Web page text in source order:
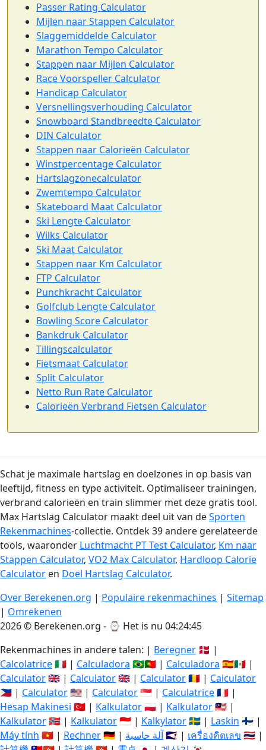
Passer Rating Calculator
Mijlen naar Stappen Calculator
Slaggemiddelde Calculator
Marathon Tempo Calculator
Stappen naar Mijlen Calculator
Race Voorspeller Calculator
Handicap Calculator
Versnellingsverhouding Calculator
Snowboard Standbreedte Calculator
DIN Calculator
Stappen naar Calorieën Calculator
Winstpercentage Calculator
Hartslagzonecalculator
Zwemtempo Calculator
Skateboard Maat Calculator
Ski Lengte Calculator
Wilks Calculator
Ski Maat Calculator
Stappen naar Km Calculator
FTP Calculator
Punchkracht Calculator
Golfclub Lengte Calculator
Bowling Score Calculator
Bankdruk Calculator
Tillingscalculator
Fietsmaat Calculator
Split Calculator
Netto Run Rate Calculator
Calorieën Verbrand Fietsen Calculator
Schat je maximale hartslag en doelzones in op basis van
leeftijd, fitness en type activiteit. Optimaliseer trainingen,
verbrand calorieën en train slimmer met deze gratis tool.
Max Hartslag Calculator maakt deel uit van deSporten
Rekenmachines-collectie. Ontdek 39 andere gerelateerde
tools, waaronder Luchtmacht PT Test Calculator, Km naar
Stappen Calculator, VO2 Max Calculator, Hardloop Calorie
Calculator en Doel Hartslag Calculator.
Over Berekenen.org | Populaire rekenmachines | Sitemap
| Omrekenen
2026 © Berekenen.org - ⌚ Het is nu 04:24:46
Rekenmachines in andere talen: | Beregner 🇩🇰 |
Calcolatrice🇮🇹 | Calculadora 🇧🇷🇵🇹 | Calculadora 🇪🇸🇲🇽 |
Calculator🇬🇧 | Calculator🇬🇧 | Calculator🇷🇴 | Calculator
🇵🇭 | Calculator🇺🇸 | Calculator🇸🇬 | Calculatrice🇫🇷 |
Hesap Makinesi 🇹🇷 | Kalkulator🇵🇱 | Kalkulator🇲🇾 |
Kalkulator🇳🇴 | Kalkulator🇮🇩 | Kalkylator🇸🇪 | Laskin 🇫🇮 |
Máy tính 🇻🇳 | Rechner🇩🇪 | آلة حاسبة🇸🇦 | เครื่องคิดเลข 🇹🇭 |